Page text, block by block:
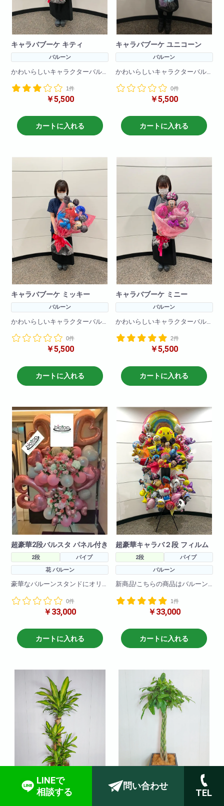
キャラバブーケ キティ
バルーン
かわいらしいキャラクターバル
バルーンのみで作成しているの
で枯れる心配をすることなく
1件
￥5,500
カートに入れる
キャラバブーケ ユニコーン
バルーン
かわいらしいキャラクターバル
バルーンのみで作成しているの
で枯れる心配をすることなく
※在庫状況によりバルーンは異な
る場合がございます
0件
￥5,500
カートに入れる
キャラバブーケ ミッキー
バルーン
かわいらしいキャラクターバル
バルーンのみで作成しているの
で枯れる心配をすることなく
0件
￥5,500
カートに入れる
キャラバブーケ ミニー
バルーン
かわいらしいキャラクターバル
バルーンのみで作成しているの
で枯れる心配をすることなく
※在庫状況によりバルーンは異な
る場合がございます
2件
￥5,500
カートに入れる
超豪華2段バルスタ パネル付き
2段
パイプ
花 バルーン
豪華なバルーンスタンドにオリ
けできる
ボリューム満点なフラワースタ
お色の調整も可能ですのでお問
い合わせください。
0件
￥33,000
カートに入れる
超豪華キャラバ２段 フィルム
2段
パイプ
バルーン
新商品!こちらの商品はバルーン
色々なキャラクターを使って豪
きます!
ご希望のキャラクターがござい
ましたら直接お問い合わせくだ
が、ない場合もございますので2
日前にはご注文いただけると助
かります!在庫がある場合は当日
配達もできますので直接お問い
合わせくださいませ!!
1件
￥33,000
カートに入れる
LINEで
相談する
問い合わせ
TEL